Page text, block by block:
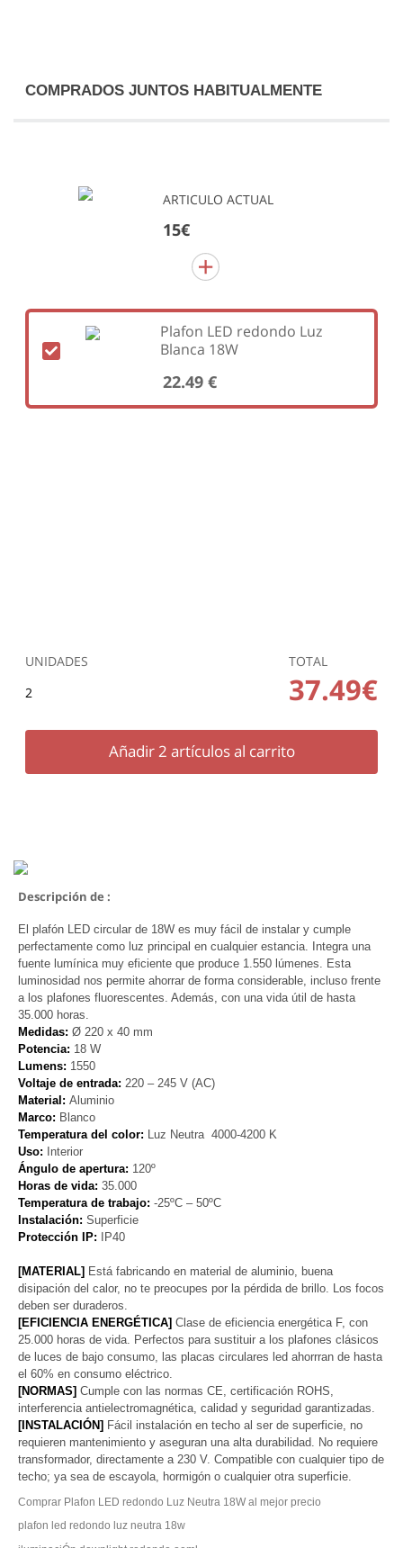
COMPRADOS JUNTOS HABITUALMENTE
ARTICULO ACTUAL
15€
Plafon LED redondo Luz
Blanca 18W
22.49 €
UNIDADES
2
TOTAL
37.49€
Añadir2 artículos al carrito
Descripción de :
El plafón LED circular de 18W es muy fácil de instalar y cumple
perfectamente como luz principal en cualquier estancia. Integra una
fuente lumínica muy eficiente que produce 1.550 lúmenes. Esta
luminosidad nos permite ahorrar de forma considerable, incluso frente
a los plafones fluorescentes. Además, con una vida útil de hasta
35.000 horas.
Medidas: Ø 220 x 40 mm
Potencia: 18 W
Lumens: 1550
Voltaje de entrada: 220 – 245 V (AC)
Material: Aluminio
Marco: Blanco
Temperatura del color: Luz Neutra 4000-4200 K
Uso:
Interior
Ángulo de apertura: 120º
Horas de vida: 35.000
Temperatura de trabajo: -25ºC – 50ºC
Instalación: Superficie
Protección IP:
IP40
[MATERIAL] Está fabricando en material de aluminio, buena
disipación del calor, no te preocupes por la pérdida de brillo. Los focos
deben ser duraderos.
[EFICIENCIA ENERGÉTICA] Clase de eficiencia energética F, con
25.000 horas de vida. Perfectos para sustituir a los plafones clásicos
de luces de bajo consumo, las placas circulares led ahorrran de hasta
el 60% en consumo eléctrico.
[NORMAS] Cumple con las normas CE, certificación ROHS,
interferencia antielectromagnética, calidad y seguridad garantizadas.
[INSTALACIÓN] Fácil instalación en techo al ser de superficie, no
requieren mantenimiento y aseguran una alta durabilidad. No requiere
transformador, directamente a 230 V. Compatible con cualquier tipo de
techo; ya sea de escayola, hormigón o cualquier otra superficie.
Comprar Plafon LED redondo Luz Neutra 18W al mejor precio
plafon led redondo luz neutra 18w